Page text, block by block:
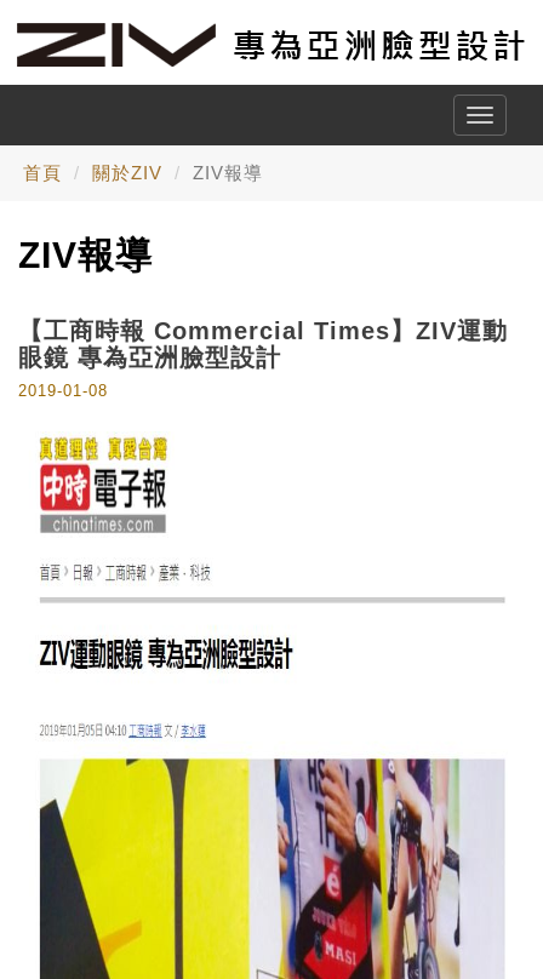
Toggle
首頁 關於ZIV ZIV報導
ZIV報導
【工商時報 Commercial Times】ZIV運動
眼鏡 專為亞洲臉型設計
2019-01-08